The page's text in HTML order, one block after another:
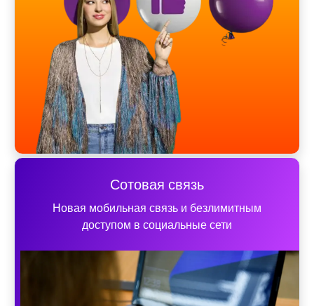
Сотовая связь
Новая мобильная связь и безлимитным
доступом в социальные сети